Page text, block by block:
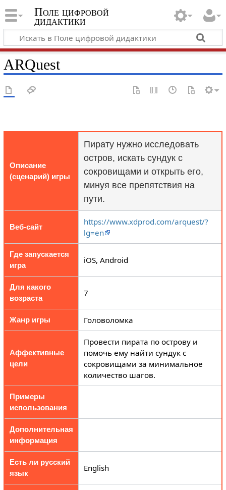
Поле цифровой
дидактики
ARQuest
Описание
(сценарий) игры
Пирату нужно исследовать
остров, искать сундук с
сокровищами и открыть его,
минуя все препятствия на
пути.
Веб-сайт
https://www.xdprod.com/arquest/?
lg=en
Где запускается
игра
iOS, Android
Для какого
возраста
7
Жанр игры Головоломка
Аффективные
цели
Провести пирата по острову и
помочь ему найти сундук с
сокровищами за минимальное
количество шагов.
Примеры
использования
Дополнительная
информация
Есть ли русский
язык
English